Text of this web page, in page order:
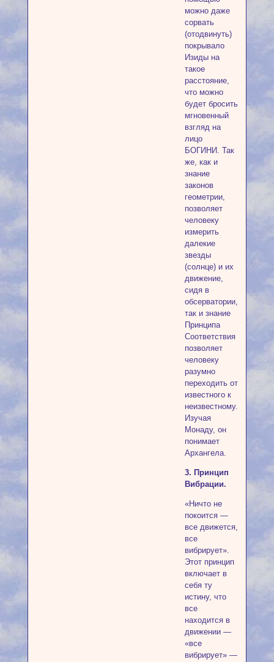
можно даже
сорвать
(отодвинуть)
покрывало
Изиды на
такое
расстояние,
что можно
будет бросить
мгновенный
взгляд на
лицо
БОГИНИ. Так
же, как и
знание
законов
геометрии,
позволяет
человеку
измерить
далекие
звезды
(солнце) и их
движение,
сидя в
обсерватории,
так и знание
Принципа
Соответствия
позволяет
человеку
разумно
переходить от
известного к
неизвестному.
Изучая
Монаду, он
понимает
Архангела.
3. Принцип
Вибрации.
«Ничто не
покоится —
все движется,
все
вибрирует».
Этот принцип
включает в
себя ту
истину, что
все
находится в
движении —
«все
вибрирует» —